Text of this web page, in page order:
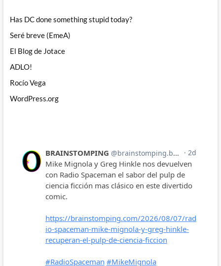
Has DC done something stupid today?
Seré breve (EmeA)
El Blog de Jotace
ADLO!
Rocío Vega
WordPress.org